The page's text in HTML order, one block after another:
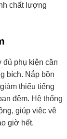
chất lượng
đủ phụ kiện cần
bích. Nắp bồn
thiểu tiếng
đêm. Hệ thống
giúp việc vệ
giờ hết.